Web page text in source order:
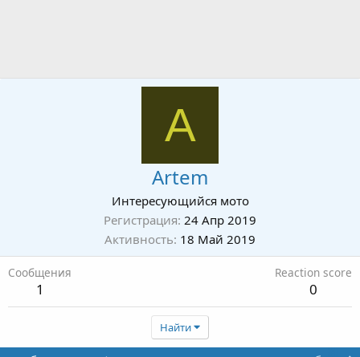
A
Artem
Интересующийся мото
Регистрация 24 Апр 2019
Активность 18 Май 2019
Сообщения
1
Reaction score
0
Найти